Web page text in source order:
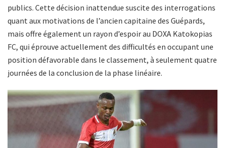
publics. Cette décision inattendue suscite des interrogations
quant aux motivations de l’ancien capitaine des Guépards,
mais offre également un rayon d’espoir au DOXA Katokopias
FC, qui éprouve actuellement des difficultés en occupant une
position défavorable dans le classement, à seulement quatre
journées de la conclusion de la phase linéaire.